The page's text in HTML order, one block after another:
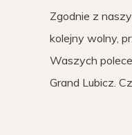
Zgodnie z
kolejny wolny,
Waszych
Grand Lubicz.